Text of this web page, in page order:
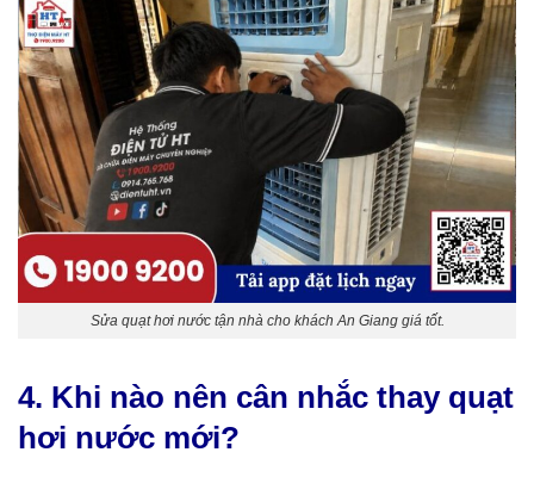
Sửa quạt hơi nước tận nhà cho khách An Giang giá tốt.
4. Khi nào nên cân nhắc thay quạt
hơi nước mới?